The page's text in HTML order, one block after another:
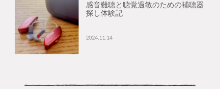
感音難聴と聴覚過敏のための補聴器
探し体験記
2024.11.14